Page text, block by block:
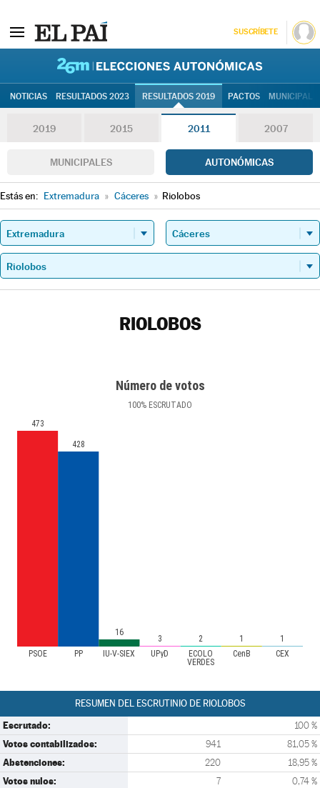
SUSCRÍBETE
NOTICIAS RESULTADOS 2023 RESULTADOS 2019 PACTOS
2019 2015 2011 2007
MUNICIPALES AUTONÓMICAS
Estás en: Extremadura » Cáceres » Riolobos
RIOLOBOS
Número de votos
100% ESCRUTADO
PSOE PP IU-V-SIEX UPyD
ECOLO
VERDES
CenB CEX
473
428
16
3 2 1 1
RESUMEN DEL ESCRUTINIO DE RIOLOBOS
Escrutado: 100 %
Votos contabilizados: 941 81,05 %
Abstenciones: 220 18,95 %
Votos nulos: 7 0,74 %